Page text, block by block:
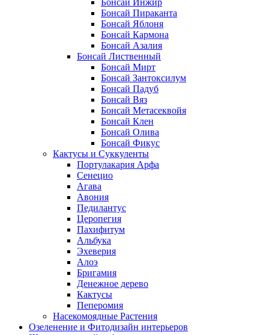
Бонсай Инжир
Бонсай Пираканта
Бонсай Яблоня
Бонсай Кармона
Бонсай Азалия
Бонсай Лиственный
Бонсай Мирт
Бонсай Зантоксилум
Бонсай Падуб
Бонсай Вяз
Бонсай Метасеквойя
Бонсай Клен
Бонсай Олива
Бонсай Фикус
Кактусы и Суккуленты
Портулакария Арфа
Сенецио
Агава
Авония
Педилантус
Церопегия
Пахифитум
Альбука
Эхеверия
Алоэ
Бригамия
Денежное дерево
Кактусы
Пеперомия
Насекомоядные Растения
Озеленение и Фитодизайн интерьеров